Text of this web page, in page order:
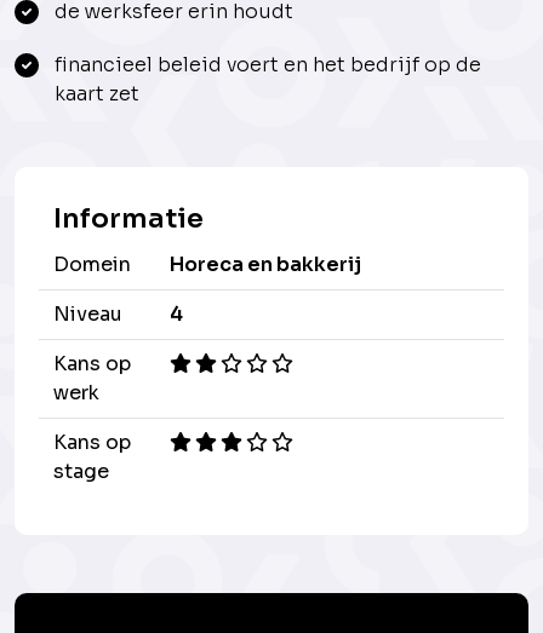
de werksfeer erin houdt
financieel beleid voert en het bedrijf op de
kaart zet
Informatie
Domein
Horeca en bakkerij
Niveau
4
Kans op
werk
Kans op
stage